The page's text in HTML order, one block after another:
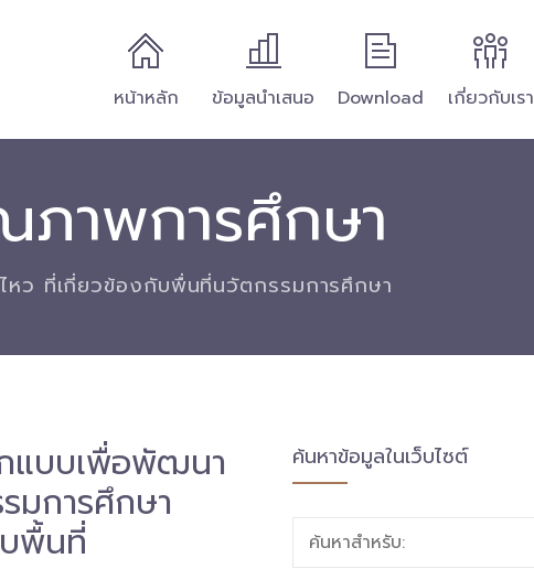
หน้าหลัก ข้อมูลนำเสนอ Download เกี่ยวกับเรา
ภาพการศึกษา
หว ที่เกี่ยวข้องกับพื่นที่นวัตกรรมการศึกษา
แบบเพื่อพัฒนา
มการศึกษา
พื้นที่
ค้นหาข้อมูลในเว็บไซต์
ค้นหาสำหรับ: